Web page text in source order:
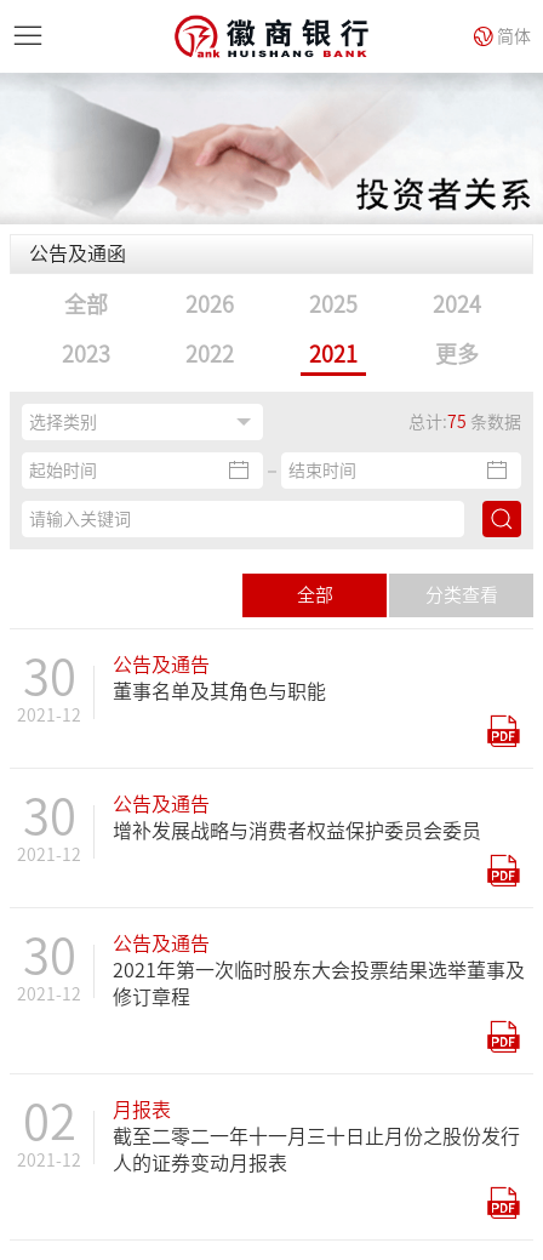
简体
公告及通函
全部 2026 2025 2024
2023 2022 2021 更多
总计: 75 条数据
全部 分类查看
30
2021-12
公告及通告
董事名单及其角色与职能
30
2021-12
公告及通告
增补发展战略与消费者权益保护委员会委员
30
2021-12
公告及通告
2021年第一次临时股东大会投票结果选举董事及
修订章程
02
2021-12
月报表
截至二零二一年十一月三十日止月份之股份发行
人的证券变动月报表